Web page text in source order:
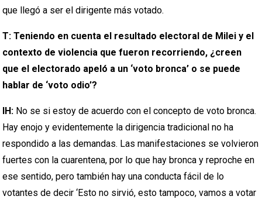
que llegó a ser el dirigente más votado.
T: Teniendo en cuenta el resultado electoral de Milei y el
contexto de violencia que fueron recorriendo, ¿creen
que el electorado apeló a un ‘voto bronca’ o se puede
hablar de ‘voto odio’?
IH: No se si estoy de acuerdo con el concepto de voto bronca.
Hay enojo y evidentemente la dirigencia tradicional no ha
respondido a las demandas. Las manifestaciones se volvieron
fuertes con la cuarentena, por lo que hay bronca y reproche en
ese sentido, pero también hay una conducta fácil de lo
votantes de decir ‘Esto no sirvió, esto tampoco, vamos a votar